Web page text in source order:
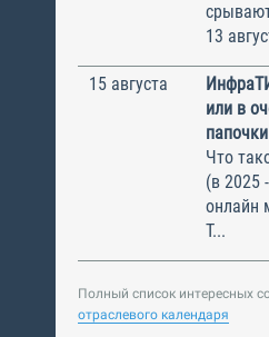
13
15 августа
или в
Что
(в 2025
онлайн
Т...
Полный список интересных
отраслевого календаря